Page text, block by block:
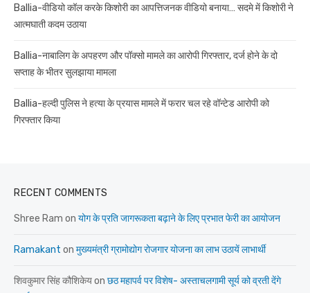
Ballia-वीडियो कॉल करके किशोरी का आपत्तिजनक वीडियो बनाया… सदमे में किशोरी ने
आत्मघाती कदम उठाया
Ballia-नाबालिग के अपहरण और पॉक्सो मामले का आरोपी गिरफ्तार, दर्ज होने के दो
सप्ताह के भीतर सुलझाया मामला
Ballia-हल्दी पुलिस ने हत्या के प्रयास मामले में फरार चल रहे वॉन्टेड आरोपी को
गिरफ्तार किया
RECENT COMMENTS
Shree Ram on योग के प्रति जागरूकता बढ़ाने के लिए प्रभात फेरी का आयोजन
Ramakant on मुख्यमंत्री ग्रामोद्योग रोजगार योजना का लाभ उठायें लाभार्थी
शिवकुमार सिंह कौशिकेयon छठ महापर्व पर विशेष- अस्ताचलगामी सूर्य को व्रती देंगे